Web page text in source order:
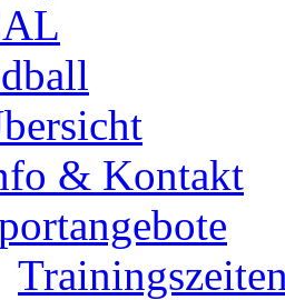
& Kontakt